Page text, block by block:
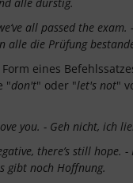
all passed the exam. -
alle die Prüfung
eines
"don't" oder "let's not"
you. - Geh nicht, ich
there’s still hope. -
gibt noch Hoffnung.